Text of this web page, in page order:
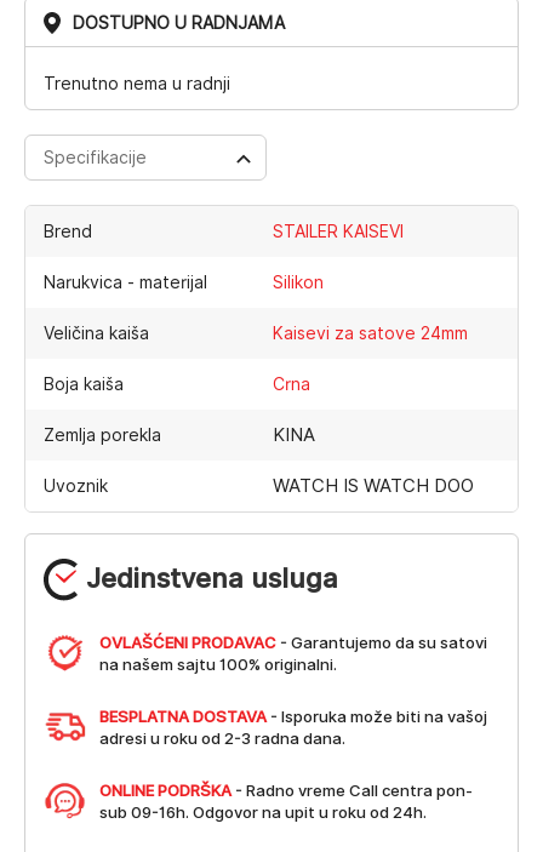
DOSTUPNO U RADNJAMA
Trenutno nema u radnji
Jedinstvena usluga
OVLAŠĆENI PRODAVAC - Garantujemo da su satovi
na našem sajtu 100% originalni.
BESPLATNA DOSTAVA - Isporuka može biti na vašoj
adresi u roku od 2-3 radna dana.
ONLINE PODRŠKA - Radno vreme Call centra pon-
sub 09-16h. Odgovor na upit u roku od 24h.
Specifikacije
Brend STAILER KAISEVI
Narukvica - materijal Silikon
Veličina kaiša Kaisevi za satove 24mm
Boja kaiša Crna
Zemlja porekla KINA
Uvoznik WATCH IS WATCH DOO